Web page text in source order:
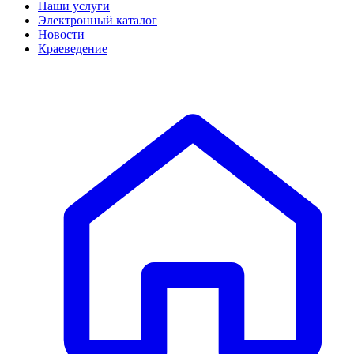
Наши услуги
Электронный каталог
Новости
Краеведение